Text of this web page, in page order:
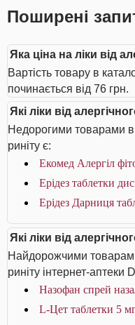
Поширені
Яка ціна на ліки від
Вартість товару в
починається від 76 грн.
Які ліки від
Недорогими товарами в
риніту є:
Екомед Алергіл
Ерідез таблетки
Ерідез Дарниця
Які ліки від
Найдорожчими товарами
риніту інтернет-аптеки
Назофан спрей
L-Цет таблетки 5